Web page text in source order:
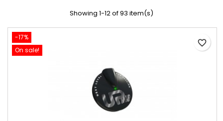
Showing 1-12 of 93 item(s)
-17%
On sale!
favorite_border